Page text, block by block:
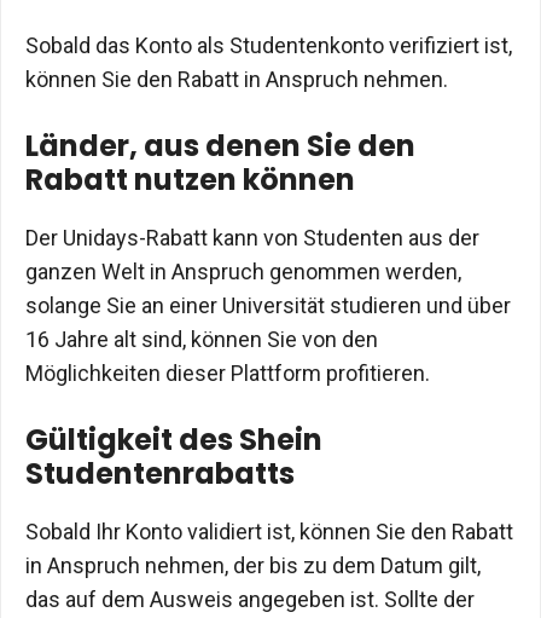
Sobald das Konto als Studentenkonto verifiziert ist,
können Sie den Rabatt in Anspruch nehmen.
Länder, aus denen Sie den
Rabatt nutzen können
Der Unidays-Rabatt kann von Studenten aus der
ganzen Welt in Anspruch genommen werden,
solange Sie an einer Universität studieren und über
16 Jahre alt sind, können Sie von den
Möglichkeiten dieser Plattform profitieren.
Gültigkeit des Shein
Studentenrabatts
Sobald Ihr Konto validiert ist, können Sie den Rabatt
in Anspruch nehmen, der bis zu dem Datum gilt,
das auf dem Ausweis angegeben ist. Sollte der